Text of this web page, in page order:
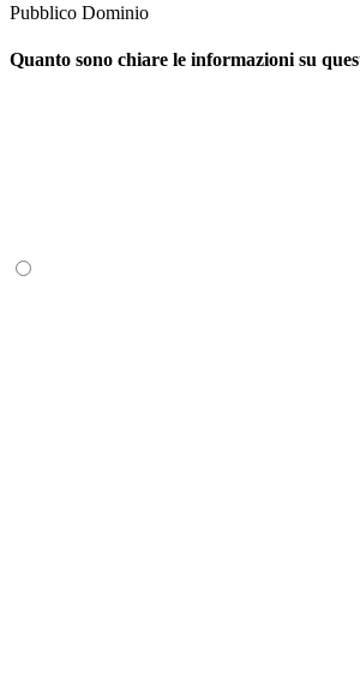
Pubblico Dominio
Quanto sono chiare le informazioni su